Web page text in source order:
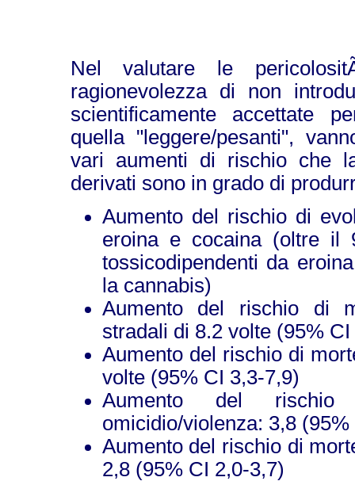
Nel valutare le
ragionevolezza di non
scientificamente accettate
quella "leggere/pesanti",
vari aumenti di rischio che
derivati sono in grado di
Aumento del rischio di
eroina e cocaina (oltre il
tossicodipendenti da
la cannabis)
Aumento del rischio di
stradali di 8.2 volte (95%
Aumento del rischio di
volte (95% CI 3,3-7,9)
Aumento del
omicidio/violenza: 3,8
Aumento del rischio di
2,8 (95% CI 2,0-3,7)